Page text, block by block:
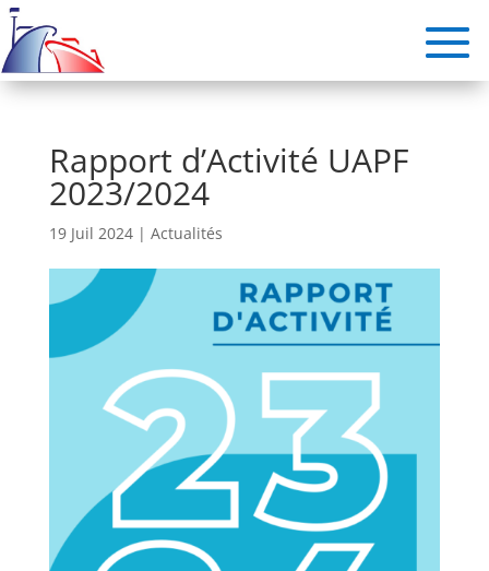
Rapport d’Activité UAPF
2023/2024
19 Juil 2024| Actualités